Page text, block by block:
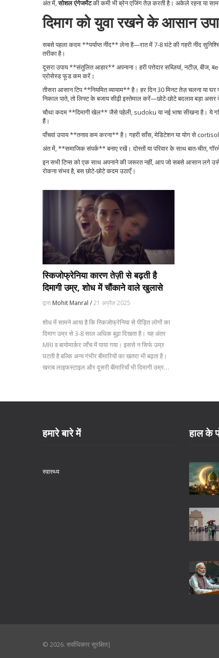
अंत में,सोशल एंगेजमेंटकी कमी भी ब्रेन एजिंग तेज़ करती है। अकेले रहना या
दिमाग को युवा रखने के आसान
सबसे पहला कदम **पर्याप्त नींद** लेना है—रात में 7‑8 घंटे की गहरी नींद
तरीका है।
दूसरा उपाय **संतुलित आहार** अपनाना। हरी पत्तेदार सब्ज़ियां, नटीज़,
प्रोसेस्ड फूड कम करें।
तीसरा आसान टिप **नियमित व्यायाम** है। हर दिन 30 मिनट तेज़ चलना या
निकाल पाते, तो लिफ्ट के बजाय सीढ़ी इस्तेमाल करें—छोटे‑छोटे बदलाव बड़ा
चौथा कदम **दिमागी खेल** जैसे पहेली, sudoku या नई भाषा सीखना है। ये
हैं।
पाँचवां उपाय **तनाव कम करना** है। गहरी साँस, मेडिटेशन या योग से
अंत में, **समाजिक संपर्क** बनाए रखें। दोस्तों या परिवार के साथ बात‑चीत,
इन सभी टिप्स को एक साथ अपनाने की जरूरत नहीं, आप जो सबसे आसान लगे
रोकना संभव है, बस छोटे‑छोटे कदम उठाएँ।
स्किजोफ्रेनिया कारण तेज़ी से बढ़ती है
दिमागी उम्र, शोध में चौंकाने वाले खुलासे
द्वारा Mohit Manral /21 अप्रैल 2025
शोध में सामने आया है कि स्किजोफ्रेनिया से पीड़ित लोगों का
दिमाग उम्र से 3-8 साल अधिक बूढ़ा दिखता है। यह अंतर
MRI व बायोमार्कर जाँच में पाया गया। इससे न सिर्फ उम्र
घटती है बल्कि अन्य गंभीर बीमारियों का खतरा भी बढ़ता है।
खराब लाइफस्टाइल और दूसरी बीमारियाँ भी दिमागी उम्र
हमारे बारे में
स्वास्थ्य
हाल के
© 2026. सर्वाधिकार सुरक्षित|